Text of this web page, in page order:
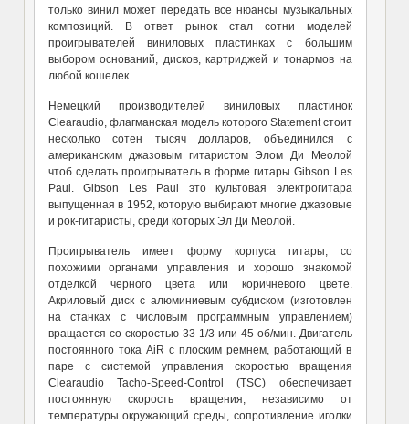
только винил может передать все нюансы музыкальных
композиций. В ответ рынок стал сотни моделей
проигрывателей виниловых пластинках с большим
выбором оснований, дисков, картриджей и тонармов на
любой кошелек.
Немецкий производителей виниловых пластинок
Clearaudio, флагманская модель которого Statement стоит
несколько сотен тысяч долларов, объединился с
американским джазовым гитаристом Элом Ди Меолой
чтоб сделать проигрыватель в форме гитары Gibson Les
Paul. Gibson Les Paul это культовая электрогитара
выпущенная в 1952, которую выбирают многие джазовые
и рок-гитаристы, среди которых Эл Ди Меолой.
Проигрыватель имеет форму корпуса гитары, со
похожими органами управления и хорошо знакомой
отделкой черного цвета или коричневого цвете.
Акриловый диск с алюминиевым субдиском (изготовлен
на станках с числовым программным управлением)
вращается со скоростью 33 1/3 или 45 об/мин. Двигатель
постоянного тока AiR c плоским ремнем, работающий в
паре с системой управления скоростью вращения
Clearaudio Tacho-Speed-Control (TSC) обеспечивает
постоянную скорость вращения, независимо от
температуры окружающий среды, сопротивление иголки